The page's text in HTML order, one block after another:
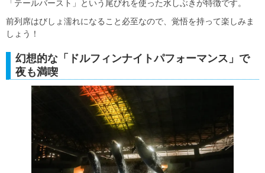
「テールバースト」という尾びれを使った水しぶきが特徴です。
前列席はびしょ濡れになること必至なので、覚悟を持って楽しみま
しょう！
幻想的な「ドルフィンナイトパフォーマンス」で
夜も満喫